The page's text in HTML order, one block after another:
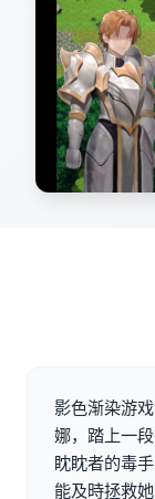
影色渐染游
娜，踏上一
眈眈者的毒
能及時拯救